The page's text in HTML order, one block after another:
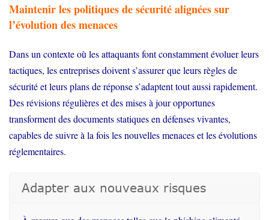
Maintenir les politiques de sécurité alignées sur
l’évolution des menaces
Dans un contexte où les attaquants font constamment évoluer leurs
tactiques, les entreprises doivent s’assurer que leurs règles de
sécurité et leurs plans de réponse s’adaptent tout aussi rapidement.
Des révisions régulières et des mises à jour opportunes
transforment des documents statiques en défenses vivantes,
capables de suivre à la fois les nouvelles menaces et les évolutions
réglementaires.
Adapter aux nouveaux risques